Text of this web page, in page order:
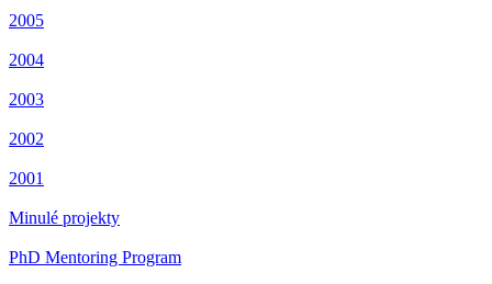
2005
2004
2003
2002
2001
Minulé projekty
PhD Mentoring Program